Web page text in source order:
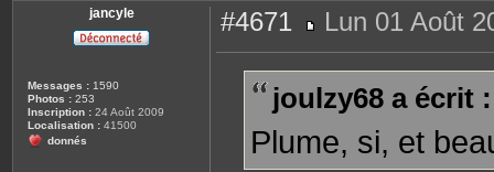
jancyle
Messages : 1590
Photos : 253
Inscription : 24 Août 2009
Localisation : 41500
donnés
#4671
e
a
Lun 01 Août
joulzy68 a écrit :
Plume, si, et